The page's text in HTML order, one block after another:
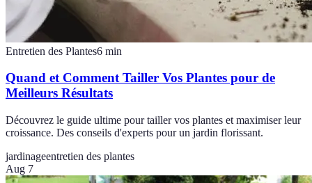
Entretien des Plantes6 min
Quand et Comment Tailler Vos Plantes pour de
Meilleurs Résultats
Découvrez le guide ultime pour tailler vos plantes et maximiser leur
croissance. Des conseils d'experts pour un jardin florissant.
jardinageentretien des plantes
Aug 7